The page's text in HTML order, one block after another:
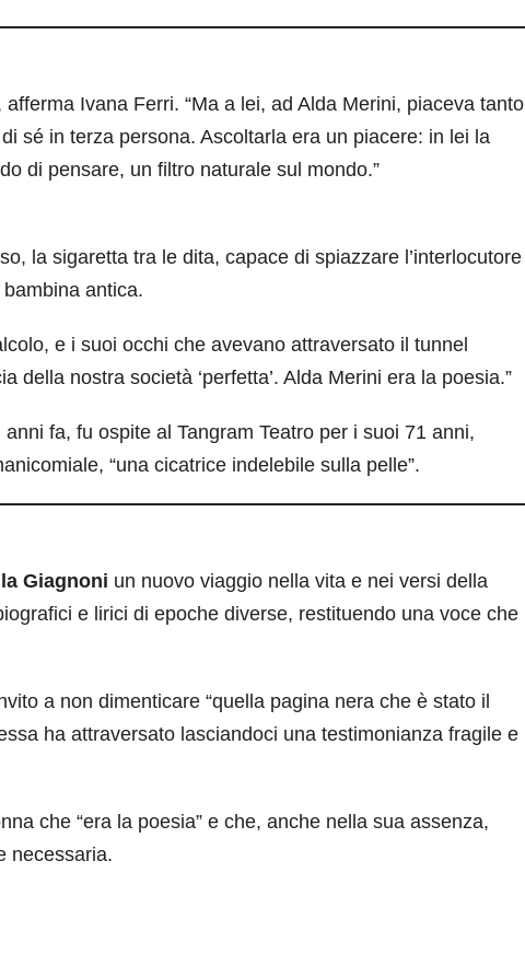
afferma Ivana Ferri. “Ma a lei, ad Alda Merini, piaceva tanto
sé in terza persona. Ascoltarla era un piacere: in lei la
di pensare, un filtro naturale sul mondo.”
la sigaretta tra le dita, capace di spiazzare l’interlocutore
antica.
e i suoi occhi che avevano attraversato il tunnel
della nostra società ‘perfetta’. Alda Merini era la poesia.”
fa, fu ospite al Tangram Teatro per i suoi 71 anni,
“una cicatrice indelebile sulla pelle”.
Giagnoni un nuovo viaggio nella vita e nei versi della
e lirici di epoche diverse, restituendo una voce che
a non dimenticare “quella pagina nera che è stato il
ha attraversato lasciandoci una testimonianza fragile e
che “era la poesia” e che, anche nella sua assenza,
necessaria.